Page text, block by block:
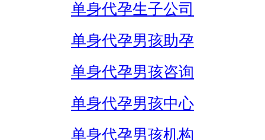
单身代孕生子公司
单身代孕男孩助孕
单身代孕男孩咨询
单身代孕男孩中心
单身代孕男孩机构